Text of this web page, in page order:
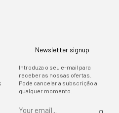
Newsletter signup
Introduza o seu e-mail para
receber as nossas ofertas.
Pode cancelar a subscrição a
qualquer momento.